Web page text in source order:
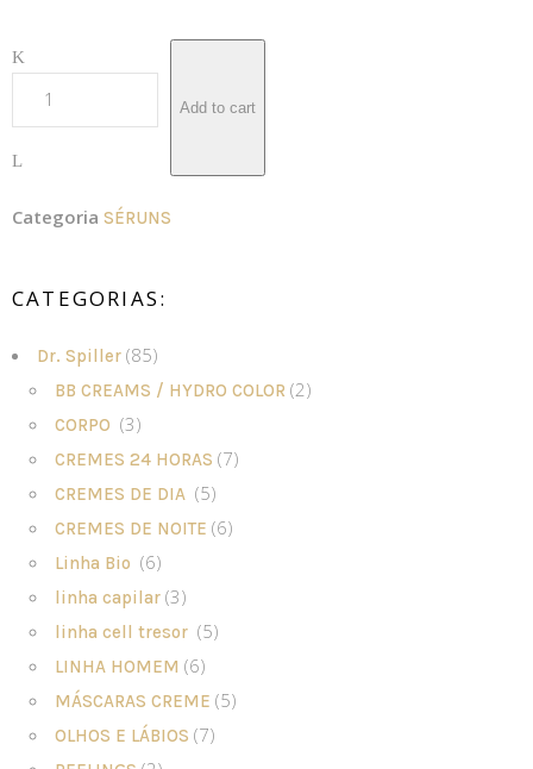
Add to cart
Categoria SÉRUNS
CATEGORIAS:
Dr. Spiller (85)
BB CREAMS / HYDRO COLOR (2)
CORPO (3)
CREMES 24 HORAS (7)
CREMES DE DIA (5)
CREMES DE NOITE (6)
Linha Bio (6)
linha capilar (3)
linha cell tresor (5)
LINHA HOMEM (6)
MÁSCARAS CREME (5)
OLHOS E LÁBIOS (7)